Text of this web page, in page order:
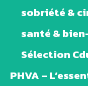
sobriété &
santé &
Sélection
PHVA –